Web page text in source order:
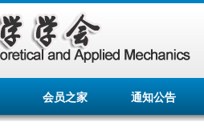
会员之家 通知公告